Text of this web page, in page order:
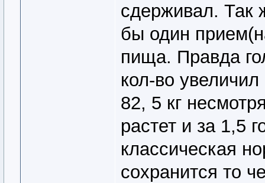
сдерживал. Так
бы один
пища. Правда
кол-во
82, 5 кг
растет и за 1,5
классическая
сохранится то